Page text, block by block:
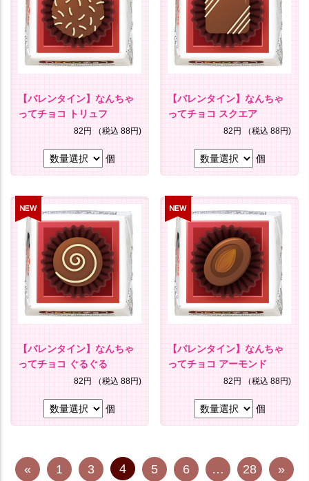
【バレンタイン】なんちゃ
ってチョコ トリュフ
82円 （税込 88円)
個
【バレンタイン】なんちゃ
ってチョコ スクエア
82円 （税込 88円)
個
【バレンタイン】なんちゃ
ってチョコ ぐるぐる
82円 （税込 88円)
個
【バレンタイン】なんちゃ
ってチョコ アーモンド
82円 （税込 88円)
個
« 1 3 4 5 6 … 28 »